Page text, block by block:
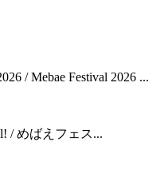
/ Mebae Festival 2026 ...
/ めばえフェス...